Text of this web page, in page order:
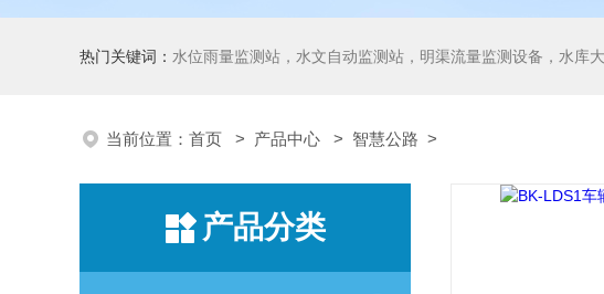
热门关键词： 水位雨量监测站，水文自动监测站，明渠流量监测设备，水库
当前位置： 首页 > 产品中心 > 智慧公路 >
产品分类